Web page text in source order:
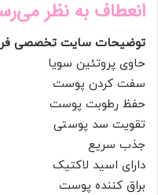
انعطاف به نظر
توضیحات سایت تخصصی
حاوی پروتئین سویا
سفت کردن پوست
حفظ رطوبت پوست
تقویت سد پوستی
جذب سریع
دارای اسید لاکتیک
براق کننده پوست